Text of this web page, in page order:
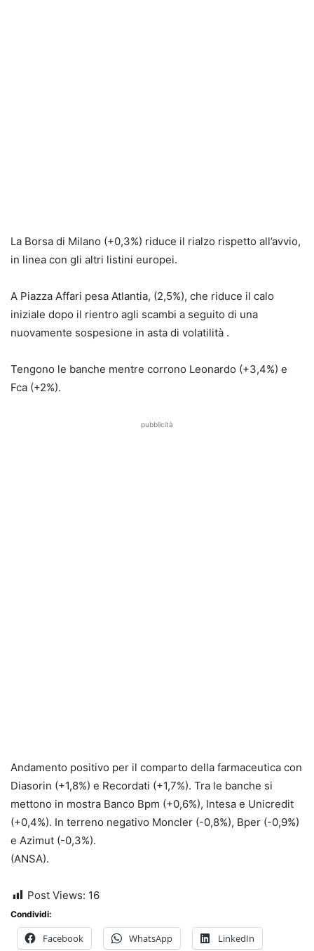
La Borsa di Milano (+0,3%) riduce il rialzo rispetto all’avvio,
in linea con gli altri listini europei.
A Piazza Affari pesa Atlantia, (2,5%), che riduce il calo
iniziale dopo il rientro agli scambi a seguito di una
nuovamente sospesione in asta di volatilità .
Tengono le banche mentre corrono Leonardo (+3,4%) e
Fca (+2%).
pubblicità
Andamento positivo per il comparto della farmaceutica con
Diasorin (+1,8%) e Recordati (+1,7%). Tra le banche si
mettono in mostra Banco Bpm (+0,6%), Intesa e Unicredit
(+0,4%). In terreno negativo Moncler (-0,8%), Bper (-0,9%)
e Azimut (-0,3%).
(ANSA).
Post Views: 16
Condividi:
Facebook WhatsApp LinkedIn